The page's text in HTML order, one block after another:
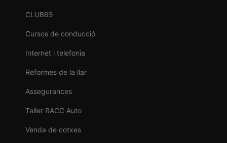
CLUB65
Cursos de conducció
Internet i telefonia
Reformes de la llar
Assegurances
Taller RACC Auto
Venda de cotxes